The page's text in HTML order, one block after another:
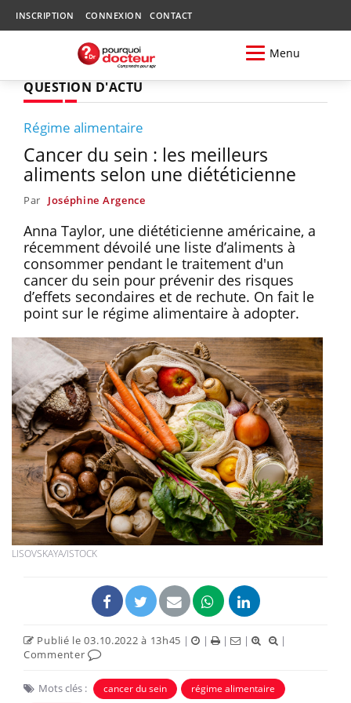
INSCRIPTION CONNEXION CONTACT
Menu
QUESTION D'ACTU
Régime alimentaire
Cancer du sein : les meilleurs
aliments selon une diététicienne
Par Joséphine Argence
Anna Taylor, une diététicienne américaine, a
récemment dévoilé une liste d’aliments à
consommer pendant le traitement d'un
cancer du sein pour prévenir des risques
d’effets secondaires et de rechute. On fait le
point sur le régime alimentaire à adopter.
LISOVSKAYA/ISTOCK
Publié le 03.10.2022 à 13h45 | | | |
|
Commenter
Mots clés : cancer du sein
régime alimentaire